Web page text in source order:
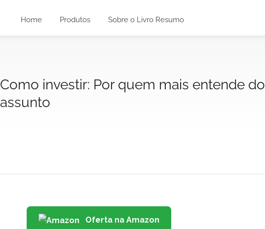
Home Produtos Sobre o Livro Resumo
Como investir: Por quem mais entende do
assunto
Oferta na Amazon